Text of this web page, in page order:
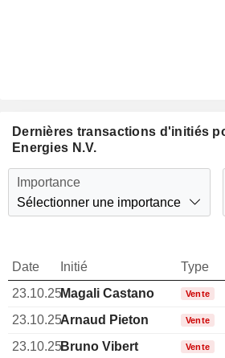
Dernières transactions d'initiés
Energies N.V.
Importance
Sélectionner une importance
Date Initié Type
23.10.25Magali Castano Vente
23.10.25Arnaud Pieton Vente
23.10.25Bruno Vibert Vente